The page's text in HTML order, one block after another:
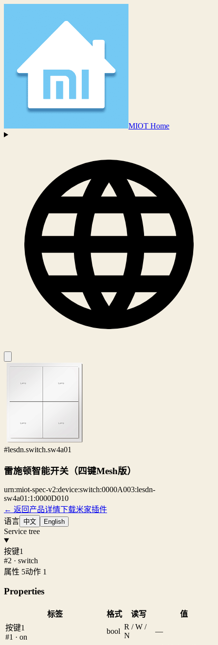
MIOT Home
#lesdn.switch.sw4a01
雷施顿智能开关（四键Mesh版）
urn:miot-spec-v2:device:switch:0000A003:lesdn-
sw4a01:1:0000D010
← 返回产品详情下载米家插件
语言 中文 English
Service tree
按键1
#2 · switch
属性 5动作 1
Properties
标签 格式 读写
值
按键1
#1 · on
bool
R / W /
N
—